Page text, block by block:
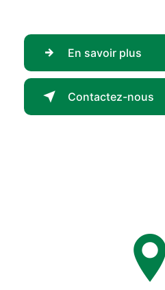
En savoir plus
Contactez-nous